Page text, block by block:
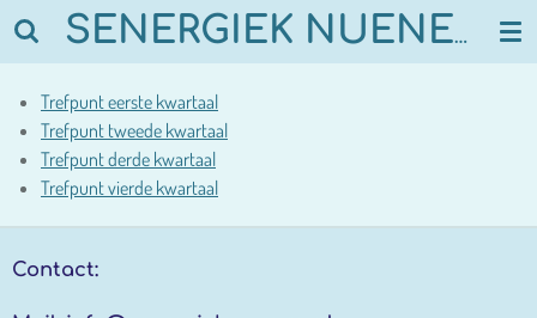
Ga
de
hoofdinhoud
SENERGIEK NUENEN
Trefpunt eerste kwartaal
Trefpunt tweede kwartaal
Trefpunt derde kwartaal
Trefpunt vierde kwartaal
Contact: